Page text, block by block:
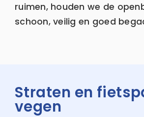
ruimen, houden we de
schoon, veilig en goed
Straten en
vegen